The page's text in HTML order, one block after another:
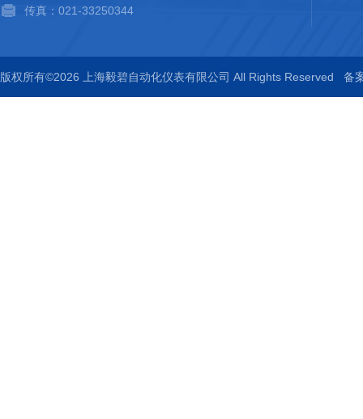
传真：021-33250344
版权所有©2026 上海毅碧自动化仪表有限公司 All Rights Reserved 备